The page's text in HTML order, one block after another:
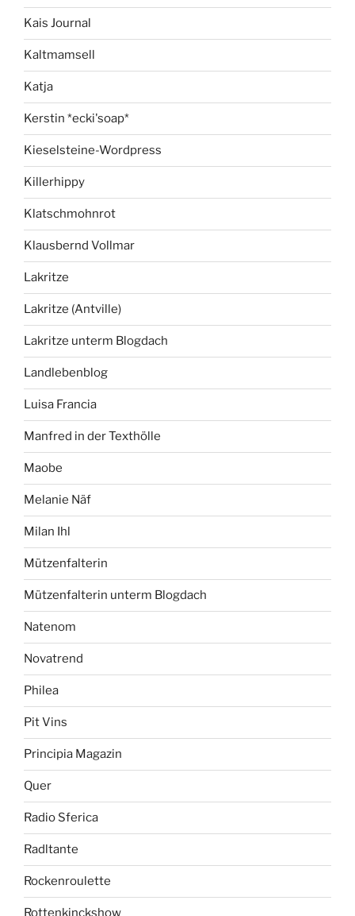
Kais Journal
Kaltmamsell
Katja
Kerstin *ecki'soap*
Kieselsteine-Wordpress
Killerhippy
Klatschmohnrot
Klausbernd Vollmar
Lakritze
Lakritze (Antville)
Lakritze unterm Blogdach
Landlebenblog
Luisa Francia
Manfred in der Texthölle
Maobe
Melanie Näf
Milan Ihl
Mützenfalterin
Mützenfalterin unterm Blogdach
Natenom
Novatrend
Philea
Pit Vins
Principia Magazin
Quer
Radio Sferica
Radltante
Rockenroulette
Rottenkinckshow